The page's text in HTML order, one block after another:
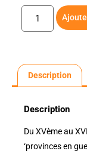
Description
Description
Du XVème au
‘provinces en